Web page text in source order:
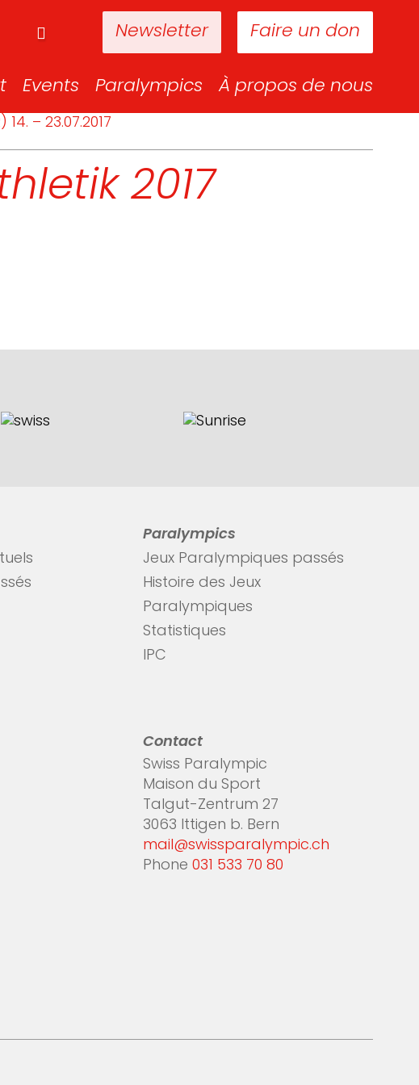
Faire un don
Newsletter
Events Paralympics À propos de nous
– 23.07.2017
2017
Paralympics
Jeux Paralympiques passés
Histoire des Jeux
Paralympiques
Statistiques
IPC
Contact
Swiss Paralympic
Maison du Sport
Talgut-Zentrum 27
3063 Ittigen b. Bern
mail@swissparalympic.ch
Phone 031 533 70 80